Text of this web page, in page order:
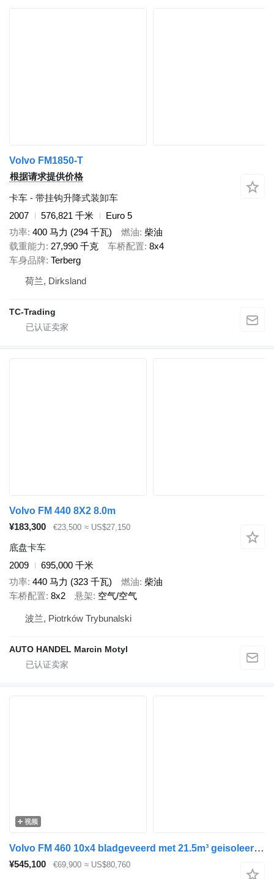
Volvo FM1850-T
根据请求提供价格
卡车 - 带挂钩升降式装卸车
2007
576,821 千米
Euro 5
功率 400 马力 (294 千瓦) 燃油 柴油
载重能力
27,990 千克 车桥配置 8x4
车身品牌 Terberg
荷兰, Dirksland
TC-Trading
Volvo FM 440 8X2 8.0m
¥183,300
€23,500 ≈ US$27,150
底盘卡车
2009
695,000 千米
功率 440 马力 (323 千瓦) 燃油 柴油
车桥配置 8x2 悬架 空气/空气
波兰, Piotrków Trybunalski
AUTO HANDEL Marcin Motyl
视频
Volvo FM 460 10x4 bladgeveerd met 21.5m³ geisoleerde TIBEG kipper alum
¥545,100 €69,900 ≈ US$80,760